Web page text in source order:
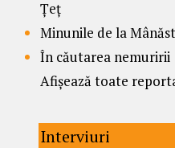
Țeț
Minunile de la
În căutarea nemuririi
Afișează toate
Interviuri